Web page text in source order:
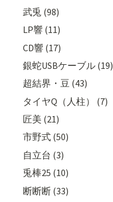
武兎 (98)
LP響 (11)
CD響 (17)
銀蛇USBケーブル (19)
超結界・豆 (43)
タイヤQ（人柱） (7)
匠美 (21)
市野式 (50)
自立台 (3)
兎棒25 (10)
断断断 (33)